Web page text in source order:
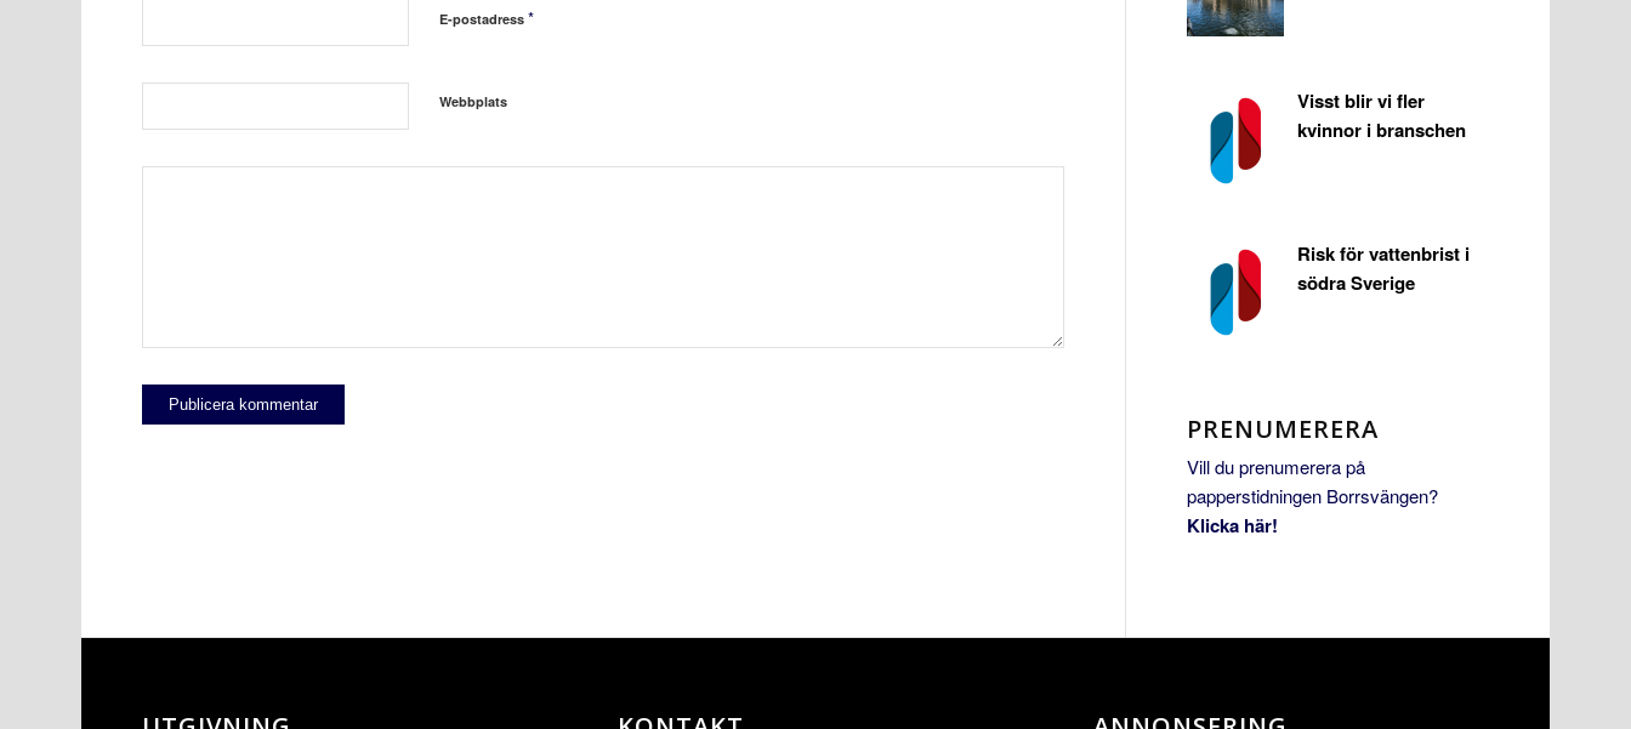
E-postadress*
Webbplats
Visst blir vi fler
kvinnor i branschen
Risk för vattenbrist i
södra Sverige
PRENUMERERA
Vill du prenumerera på
papperstidningen Borrsvängen?
Klicka här!